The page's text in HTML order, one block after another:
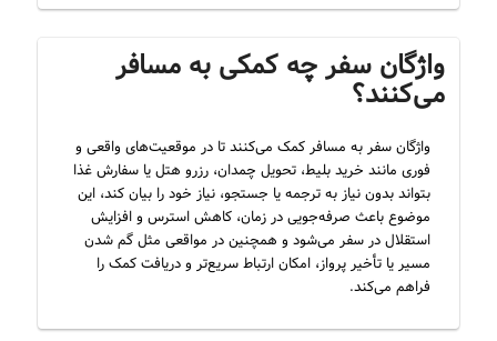
واژگان سفر چه کمکی به مسافر
می‌کنند؟
واژگان سفر به مسافر کمک می‌کنند تا در موقعیت‌های واقعی و
فوری مانند خرید بلیط، تحویل چمدان، رزرو هتل یا سفارش غذا
بتواند بدون نیاز به ترجمه یا جستجو، نیاز خود را بیان کند، این
موضوع باعث صرفه‌جویی در زمان، کاهش استرس و افزایش
استقلال در سفر می‌شود و همچنین در مواقعی مثل گم شدن
مسیر یا تأخیر پرواز، امکان ارتباط سریع‌تر و دریافت کمک را
فراهم می‌کند.